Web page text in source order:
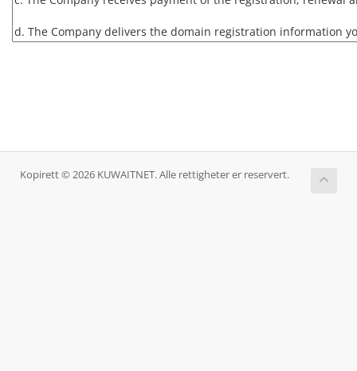
Kopirett © 2026 KUWAITNET. Alle rettigheter er reservert.